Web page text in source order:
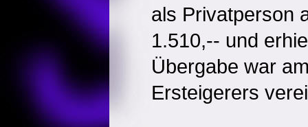
als Privatperson
1.510,-- und
Übergabe war
Ersteigerers